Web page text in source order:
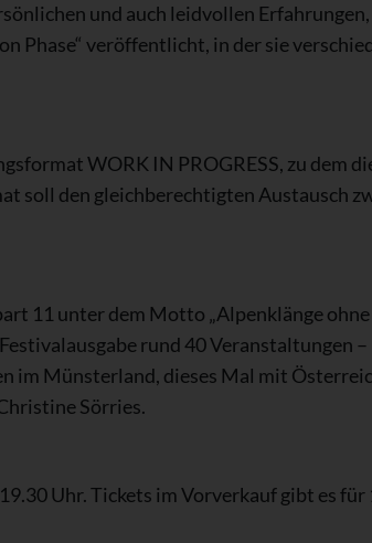
und auch leidvollen
Phase“ veröffentlicht, in der sie
WORK IN PROGRESS, zu dem
soll den gleichberechtigten Austausch
11 unter dem Motto „Alpenklänge
rund 40 Veranstaltungen
im Münsterland, dieses Mal mit
Sörries.
Uhr. Tickets im Vorverkauf gibt es für